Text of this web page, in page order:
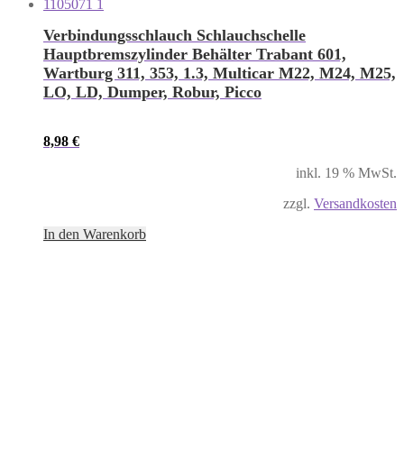
Verbindungsschlauch Schlauchschelle
Hauptbremszylinder Behälter Trabant 601,
Wartburg 311, 353, 1.3, Multicar M22, M24, M25,
LO, LD, Dumper, Robur, Picco
8,98 €
inkl. 19 % MwSt.
zzgl. Versandkosten
In den Warenkorb